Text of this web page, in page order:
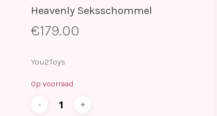
Heavenly Seksschommel
€179.00
You2Toys
Op voorraad